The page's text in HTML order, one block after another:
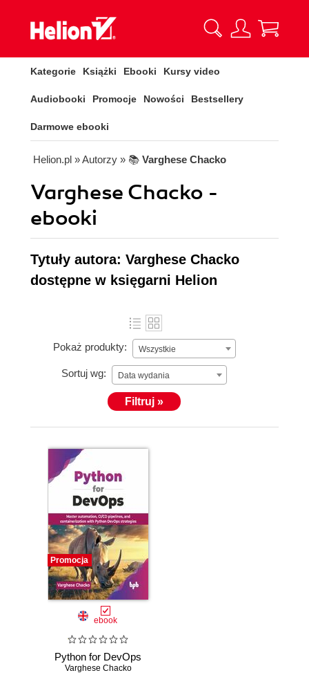
Kategorie Książki Ebooki Kursy video
Audiobooki Promocje Nowości Bestsellery
Darmowe ebooki
Helion.pl » Autorzy » 📚 Varghese Chacko
Varghese Chacko -
ebooki
Tytuły autora: Varghese Chacko
dostępne w księgarni Helion
Pokaż produkty: Wszystkie
Sortuj wg: Data wydania
Filtruj »
Promocja
ebook
Python for DevOps
Varghese Chacko